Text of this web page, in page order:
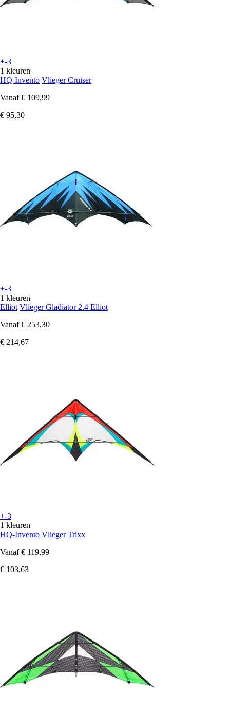
+-3
1 kleuren
HQ-Invento Vlieger Cruiser
Vanaf € 109,99
€ 95,30
+-3
1 kleuren
Elliot Vlieger Gladiator 2.4 Elliot
Vanaf € 253,30
€ 214,67
+-3
1 kleuren
HQ-Invento Vlieger Trixx
Vanaf € 119,99
€ 103,63